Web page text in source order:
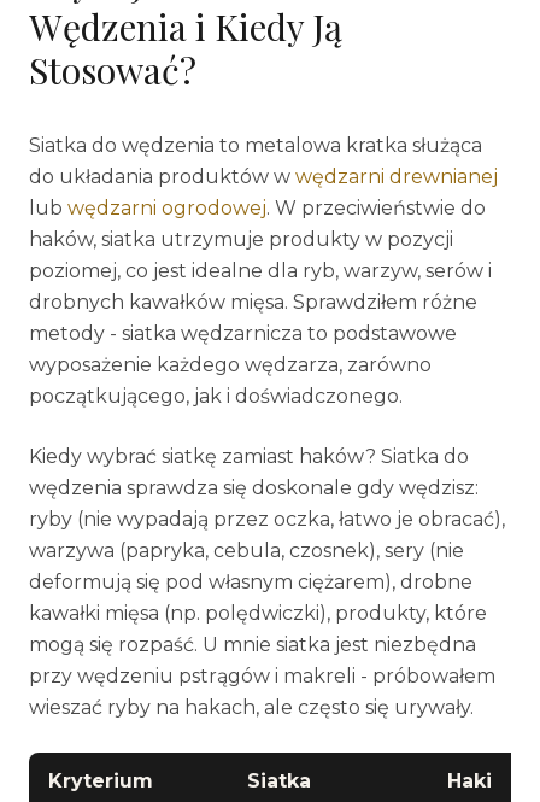
Wędzenia i Kiedy Ją
Stosować?
Siatka do wędzenia to metalowa kratka służąca
do układania produktów w wędzarni drewnianej
lub wędzarni ogrodowej. W przeciwieństwie do
haków, siatka utrzymuje produkty w pozycji
poziomej, co jest idealne dla ryb, warzyw, serów i
drobnych kawałków mięsa. Sprawdziłem różne
metody - siatka wędzarnicza to podstawowe
wyposażenie każdego wędzarza, zarówno
początkującego, jak i doświadczonego.
Kiedy wybrać siatkę zamiast haków? Siatka do
wędzenia sprawdza się doskonale gdy wędzisz:
ryby (nie wypadają przez oczka, łatwo je obracać),
warzywa (papryka, cebula, czosnek), sery (nie
deformują się pod własnym ciężarem), drobne
kawałki mięsa (np. polędwiczki), produkty, które
mogą się rozpaść. U mnie siatka jest niezbędna
przy wędzeniu pstrągów i makreli - próbowałem
wieszać ryby na hakach, ale często się urywały.
Kryterium Siatka Haki